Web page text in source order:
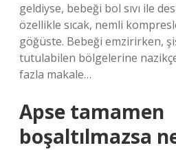
geldiyse, bebeği bol sıvı ile
özellikle sıcak, nemli
göğüste. Bebeği emzirirken,
tutulabilen bölgelerine nazikçe
fazla makale…
Apse tamamen
boşaltılmazsa